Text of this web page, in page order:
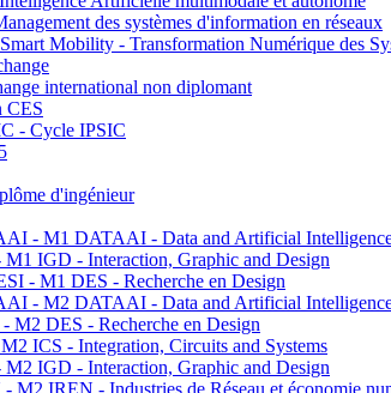
des systèmes d'information en réseaux
Mobility - Transformation Numérique des
international non diplomant
CES
- Cycle IPSIC
d'ingénieur
- M1 DATAAI - Data and Artificial
IGD - Interaction, Graphic and Design
- M1 DES - Recherche en Design
- M2 DATAAI - Data and Artificial
M2 DES - Recherche en Design
ICS - Integration, Circuits and Systems
IGD - Interaction, Graphic and Design
M2 IREN - Industries de Réseau et économie